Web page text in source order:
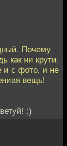
Почему
как ни крути,
и с фото, и не
вещь!
:)